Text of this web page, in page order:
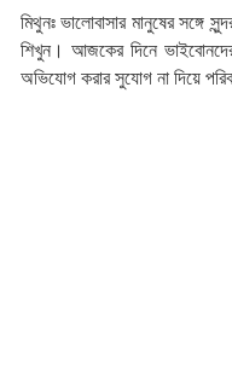
মিথুনঃ ভালোবাসার মানুষের সঙ্গে
শিখুন। আজকের দিনে
অভিযোগ করার সুযোগ না দিয়ে